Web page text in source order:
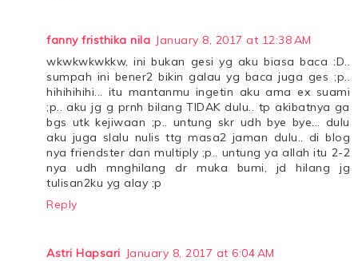
fanny fristhika nila January 8, 2017 at 12:38 AM
wkwkwkwkkw, ini bukan gesi yg aku biasa baca :D..
sumpah ini bener2 bikin galau yg baca juga ges ;p..
hihihihihi... itu mantanmu ingetin aku ama ex suami
;p.. aku jg g prnh bilang TIDAK dulu.. tp akibatnya ga
bgs utk kejiwaan ;p.. untung skr udh bye bye... dulu
aku juga slalu nulis ttg masa2 jaman dulu.. di blog
nya friendster dan multiply ;p.. untung ya allah itu 2-2
nya udh mnghilang dr muka bumi, jd hilang jg
tulisan2ku yg alay ;p
Reply
Astri Hapsari January 8, 2017 at 6:04 AM